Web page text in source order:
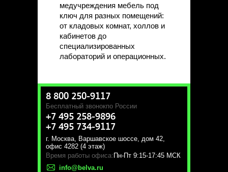
медучреждения мебель под
ключ для разных помещений:
от кладовых комнат, холлов и
кабинетов до
специализированных
лабораторий и операционных.
8 800 250-9117
Бесплатный звонокпо России
+7 495 258-9896
+7 495 734-9117
г. Москва, Варшавское шоссе, дом 42,
офис 4282 (4 этаж)
Время работы офиса: Пн-Пт 9:15-17:45 МСК
info@belva.ru